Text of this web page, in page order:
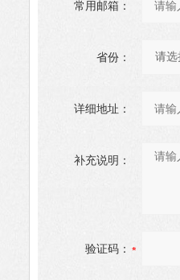
常用邮箱：
省份：
详细地址：
补充说明：
验证码：